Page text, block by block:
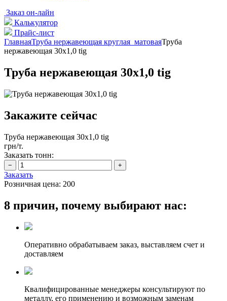
Заказ он-лайн
Калькулятор
Прайс-лист
ГлавнаяТруба нержавеющая круглая матоваяТруба
нержавеющая 30х1,0 tig
Труба нержавеющая 30х1,0 tig
Закажите сейчас
Труба нержавеющая 30х1,0 tig
грн/т.
Заказать тонн:
Заказать
Розничная цена: 200
8 причин, почему выбирают нас:
Оперативно обрабатываем заказ, выставляем счет и
доставляем
Квалифицированные менеджеры консультируют по
металлу, его применению и возможным заменам